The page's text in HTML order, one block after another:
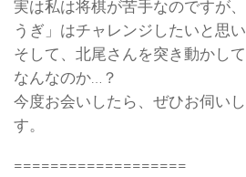
実は私は将棋が苦手なのですが
うぎ」はチャレンジしたいと思い
そして、北尾さんを突き動かし
なんなのか…？
今度お会いしたら、ぜひお伺い
す。
===================